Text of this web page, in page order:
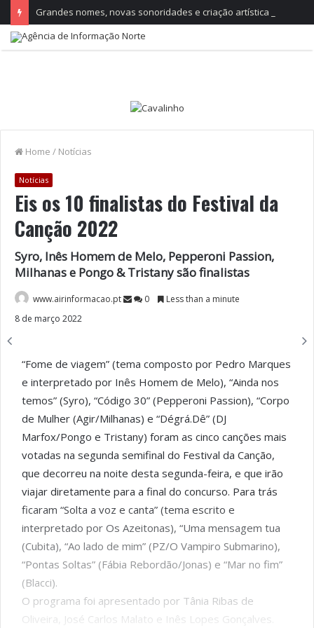
Home / Notícias
Notícias
Eis os 10 finalistas do Festival da
Canção 2022
Syro, Inês Homem de Melo, Pepperoni Passion,
Milhanas e Pongo & Tristany são finalistas
www.airinformacao.pt 0
Less than a minute
8 de março 2022
“Fome de viagem” (tema composto por Pedro Marques
e interpretado por Inês Homem de Melo), “Ainda nos
temos” (Syro), “Código 30” (Pepperoni Passion), “Corpo
de Mulher (Agir/Milhanas) e “Dégrá.Dê” (DJ
Marfox/Pongo e Tristany) foram as cinco canções mais
votadas na segunda semifinal do Festival da Canção,
que decorreu na noite desta segunda-feira, e que irão
viajar diretamente para a final do concurso. Para trás
ficaram “Solta a voz e canta” (tema escrito e
interpretado por Os Azeitonas), “Uma mensagem tua
(Cubita), “Ao lado de mim” (PZ/O Vampiro Submarino),
“Pontas Soltas” (Fábia Rebordão/Jonas) e “Mar no fim”
(Blacci).
O programa foi apresentado por Tânia Ribas de
Oliveira, José Carlos Malato e Inês Lopes Gonçalves.